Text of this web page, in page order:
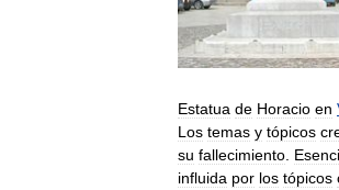
Estatua de Horacio en
Los temas y tópicos
su fallecimiento
influida por los tópicos